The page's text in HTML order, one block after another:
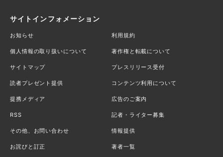
サイトインフォメーション
お知らせ 利用規約
個人情報の取り扱いについて 著作権と転載について
サイトマップ プレスリリース受付
読者プレゼント提供 コンテンツ利用について
提携メディア 広告のご案内
RSS 記者・ライター募集
その他、お問い合わせ 情報提供
お詫びと訂正 著者一覧